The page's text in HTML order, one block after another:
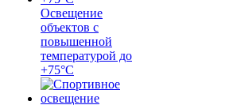
Освещение
объектов с
повышенной
температурой до
+75°C